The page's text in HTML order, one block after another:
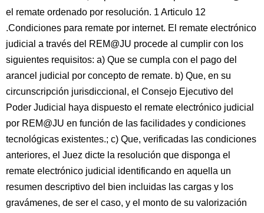
el remate ordenado por resolución. 1 Articulo 12
.Condiciones para remate por internet. El remate electrónico
judicial a través del REM@JU procede al cumplir con los
siguientes requisitos: a) Que se cumpla con el pago del
arancel judicial por concepto de remate. b) Que, en su
circunscripción jurisdiccional, el Consejo Ejecutivo del
Poder Judicial haya dispuesto el remate electrónico judicial
por REM@JU en función de las facilidades y condiciones
tecnológicas existentes.; c) Que, verificadas las condiciones
anteriores, el Juez dicte la resolución que disponga el
remate electrónico judicial identificando en aquella un
resumen descriptivo del bien incluidas las cargas y los
gravámenes, de ser el caso, y el monto de su valorización